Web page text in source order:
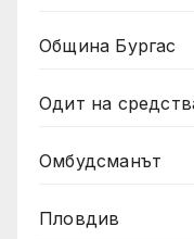
Община Бургас
Одит на
Омбудсманът
Пловдив